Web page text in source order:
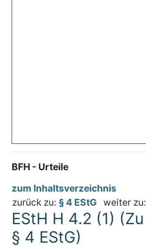
BFH - Urteile
zum Inhaltsverzeichnis
zurück zu: § 4 EStG weiter zu:
EStH H 4.2 (1) (Zu
§ 4 EStG)